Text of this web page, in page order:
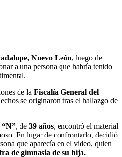
Nuevo León, luego de
a una persona que habría tenido
de la Fiscalía General del
se originaron tras el hallazgo de
“N”, de 39 años, encontró el material
En lugar de confrontarlo, decidió
que aparecía en el video, quien
de gimnasia de su hija.